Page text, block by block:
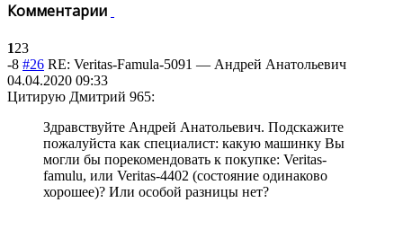
Комментарии
123
-8 #26 RE: Veritas-Famula-5091 — Андрей Анатольевич
04.04.2020 09:33
Цитирую Дмитрий 965:
Здравствуйте Андрей Анатольевич. Подскажите
пожалуйста как специалист: какую машинку Вы
могли бы порекомендовать к покупке: Veritas-
famulu, или Veritas-4402 (состояние одинаково
хорошее)? Или особой разницы нет?